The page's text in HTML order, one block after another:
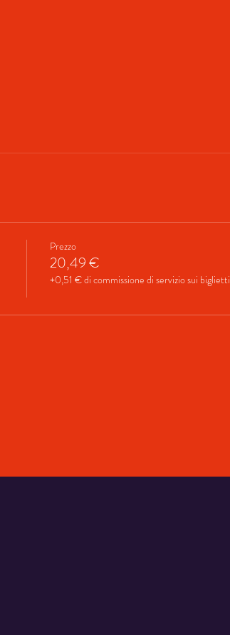
Prezzo
20,49 €
+0,51 € di commissione di servizio sui biglietti